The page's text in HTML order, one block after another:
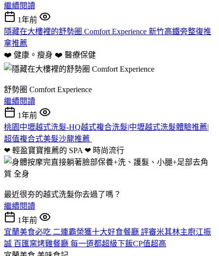
繼續閱讀
1年前
隱藏在大樓裡的舒勢圈 Comfort Experience 新竹高鐵旁整復推
拿推薦
❤️ 健康。瘦身 ❤️ 醫療保健
舒勢圈 Comfort Experience
繼續閱讀
1年前
桃園中壢越式洗髮-HQ越式複合洗髮|中壢越式洗髮體驗推薦|
超值複合式美髮沙龍推薦
❤ 輕盈寶寶推薦的 SPA ❤ 時尚流行
最近很夯的越式洗髮你去過了嗎？
繼續閱讀
1年前
宜蘭美食必吃 二連霸榮獲十大好食餐廳 評審米其林主廚江振
誠 百匯窯烤雞餐廳 每一道都超級下飯CP值超高